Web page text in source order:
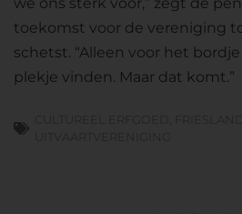
toekomst voor de vereniging
schetst. “Alleen voor het
plekje vinden. Maar dat komt.”